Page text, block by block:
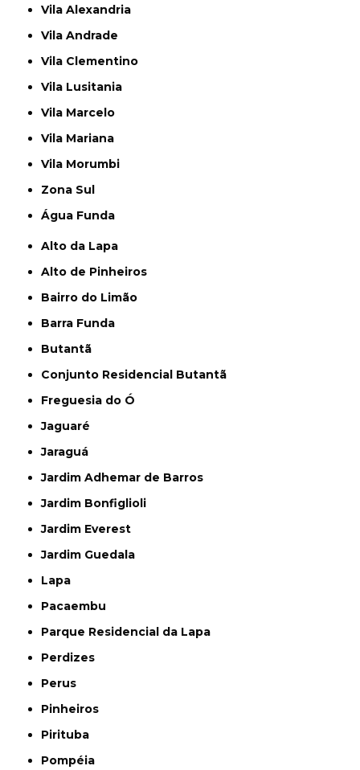
Vila Alexandria
Vila Andrade
Vila Clementino
Vila Lusitania
Vila Marcelo
Vila Mariana
Vila Morumbi
Zona Sul
Água Funda
Alto da Lapa
Alto de Pinheiros
Bairro do Limão
Barra Funda
Butantã
Conjunto Residencial Butantã
Freguesia do Ó
Jaguaré
Jaraguá
Jardim Adhemar de Barros
Jardim Bonfiglioli
Jardim Everest
Jardim Guedala
Lapa
Pacaembu
Parque Residencial da Lapa
Perdizes
Perus
Pinheiros
Pirituba
Pompéia